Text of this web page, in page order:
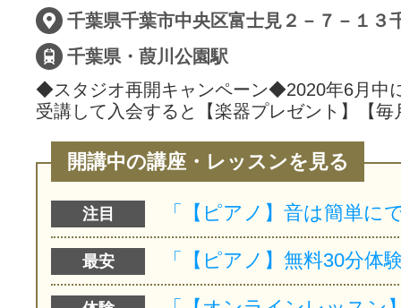
千葉県千葉市中央区富士見２－７－１３
千葉県・葭川公園駅
◆スタジオ再開キャンペーン◆2020年6月中
受講して入会すると【楽器プレゼント】【
開講中の講座・レッスンを見る
注目
最安